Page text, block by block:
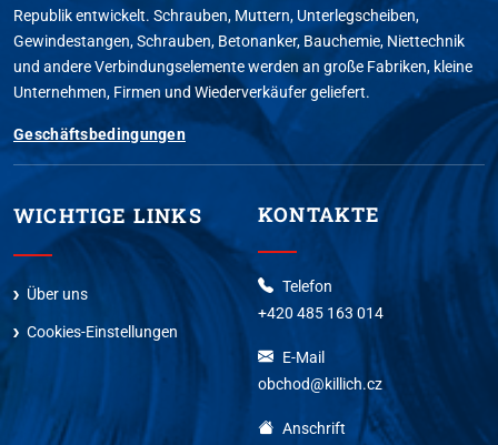
Republik entwickelt. Schrauben, Muttern, Unterlegscheiben,
Gewindestangen, Schrauben, Betonanker, Bauchemie, Niettechnik
und andere Verbindungselemente werden an große Fabriken, kleine
Unternehmen, Firmen und Wiederverkäufer geliefert.
Geschäftsbedingungen
WICHTIGE LINKS
Über uns
Cookies-Einstellungen
KONTAKTE
Telefon
+420 485 163 014
E-Mail
obchod@killich.cz
Anschrift